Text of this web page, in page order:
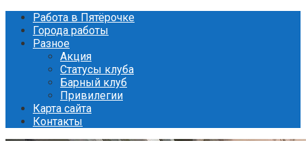
Перейти
контенту
Работа в Пятёрочке
Города работы
Разное
Акция
Статусы клуба
Барный клуб
Привилегии
Карта сайта
Контакты